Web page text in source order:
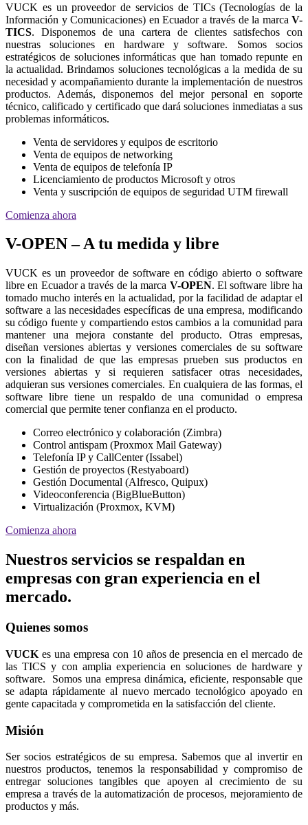
VUCK es un proveedor de servicios de TICs (Tecnologías de la
Información y Comunicaciones) en Ecuador a través de la marca V-
TICS. Disponemos de una cartera de clientes satisfechos con
nuestras soluciones en hardware y software. Somos socios
estratégicos de soluciones informáticas que han tomado repunte en
la actualidad. Brindamos soluciones tecnológicas a la medida de su
necesidad y acompañamiento durante la implementación de nuestros
productos. Además, disponemos del mejor personal en soporte
técnico, calificado y certificado que dará soluciones inmediatas a sus
problemas informáticos.
Venta de servidores y equipos de escritorio
Venta de equipos de networking
Venta de equipos de telefonía IP
Licenciamiento de productos Microsoft y otros
Venta y suscripción de equipos de seguridad UTM firewall
Comienza ahora
V-OPEN – A tu medida y libre
VUCK es un proveedor de software en código abierto o software
libre en Ecuador a través de la marca V-OPEN. El software libre ha
tomado mucho interés en la actualidad, por la facilidad de adaptar el
software a las necesidades específicas de una empresa, modificando
su código fuente y compartiendo estos cambios a la comunidad para
mantener una mejora constante del producto. Otras empresas,
diseñan versiones abiertas y versiones comerciales de su software
con la finalidad de que las empresas prueben sus productos en
versiones abiertas y si requieren satisfacer otras necesidades,
adquieran sus versiones comerciales. En cualquiera de las formas, el
software libre tiene un respaldo de una comunidad o empresa
comercial que permite tener confianza en el producto.
Correo electrónico y colaboración (Zimbra)
Control antispam (Proxmox Mail Gateway)
Telefonía IP y CallCenter (Issabel)
Gestión de proyectos (Restyaboard)
Gestión Documental (Alfresco, Quipux)
Videoconferencia (BigBlueButton)
Virtualización (Proxmox, KVM)
Comienza ahora
Nuestros servicios se respaldan en
empresas con gran experiencia en el
mercado.
Quienes somos
VUCK es una empresa con 10 años de presencia en el mercado de
las TICS y con amplia experiencia en soluciones de hardware y
software. Somos una empresa dinámica, eficiente, responsable que
se adapta rápidamente al nuevo mercado tecnológico apoyado en
gente capacitada y comprometida en la satisfacción del cliente.
Misión
Ser socios estratégicos de su empresa. Sabemos que al invertir en
nuestros productos, tenemos la responsabilidad y compromiso de
entregar soluciones tangibles que apoyen al crecimiento de su
empresa a través de la automatización de procesos, mejoramiento de
productos y más.